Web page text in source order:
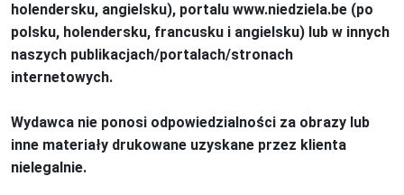
holendersku, angielsku), portalu www.niedziela.be (po
polsku, holendersku, francusku i angielsku) lub w innych
naszych publikacjach/portalach/stronach
internetowych.
Wydawca nie ponosi odpowiedzialności za obrazy lub
inne materiały drukowane uzyskane przez klienta
nielegalnie.